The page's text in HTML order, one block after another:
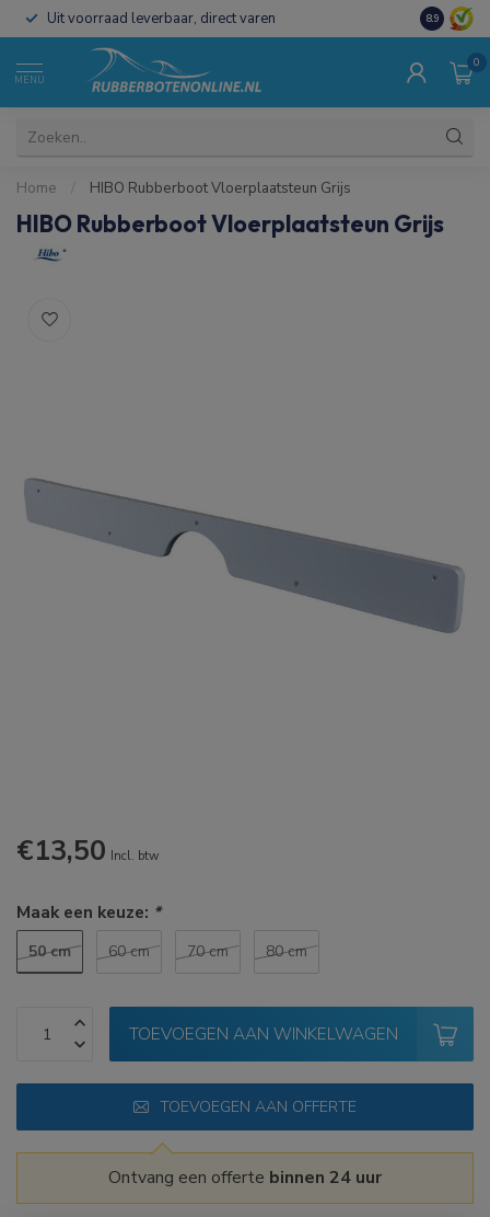
Uit voorraad leverbaar, direct varen Al 15 jaar
8.9
MENU
0
Home / HIBO Rubberboot Vloerplaatsteun Grijs
HIBO Rubberboot Vloerplaatsteun Grijs
€13,50 Incl. btw
Maak een keuze: *
50 cm 60 cm 70 cm 80 cm
TOEVOEGEN AAN WINKELWAGEN
TOEVOEGEN AAN OFFERTE
Ontvang een offerte binnen 24 uur